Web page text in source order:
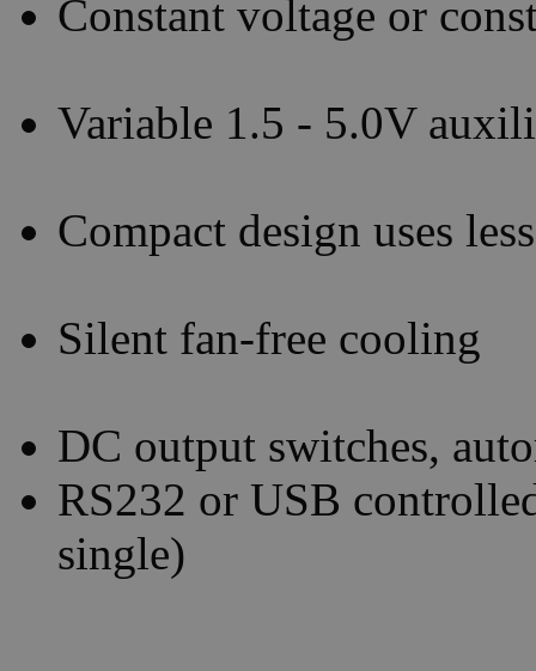
Constant voltage or
Variable 1.5 - 5.0V
Compact design uses
Silent fan-free cooling
DC output switches,
RS232 or USB
single)